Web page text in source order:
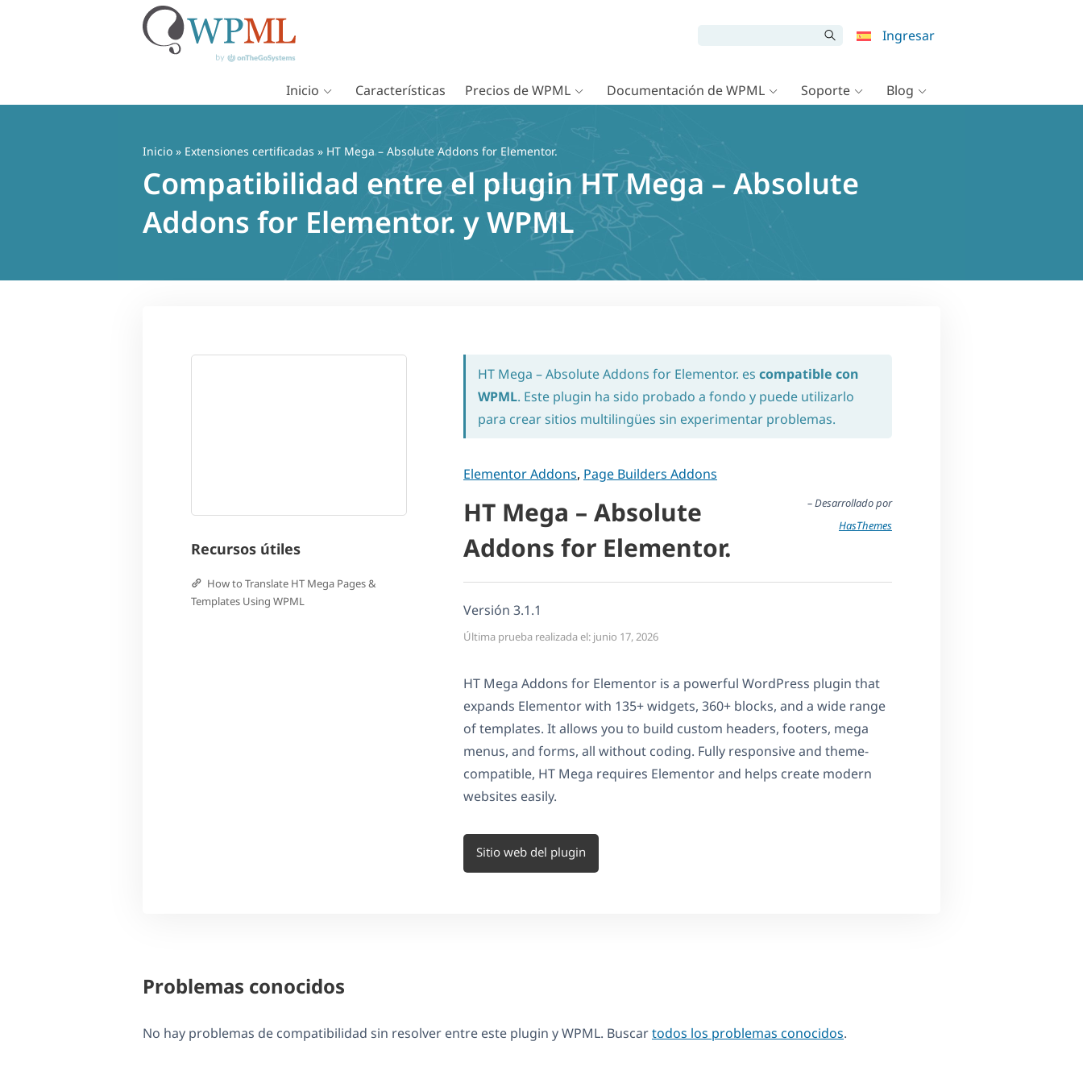
Ingresar
Inicio Características Precios de WPML Documentación de WPML Soporte Blog
Inicio » Extensiones certificadas » HT Mega – Absolute Addons for Elementor.
Compatibilidad entre el plugin HT Mega – Absolute
Addons for Elementor. y WPML
Recursos útiles
How to Translate HT Mega Pages &
Templates Using WPML
HT Mega – Absolute Addons for Elementor. es compatible con
WPML. Este plugin ha sido probado a fondo y puede utilizarlo
para crear sitios multilingües sin experimentar problemas.
Elementor Addons, Page Builders Addons
HT Mega – Absolute
Addons for Elementor.
– Desarrollado por
HasThemes
Versión 3.1.1
Última prueba realizada el: junio 17, 2026
HT Mega Addons for Elementor is a powerful WordPress plugin that
expands Elementor with 135+ widgets, 360+ blocks, and a wide range
of templates. It allows you to build custom headers, footers, mega
menus, and forms, all without coding. Fully responsive and theme-
compatible, HT Mega requires Elementor and helps create modern
websites easily.
Sitio web del plugin
Problemas conocidos
No hay problemas de compatibilidad sin resolver entre este plugin y WPML. Buscartodos los problemas conocidos.